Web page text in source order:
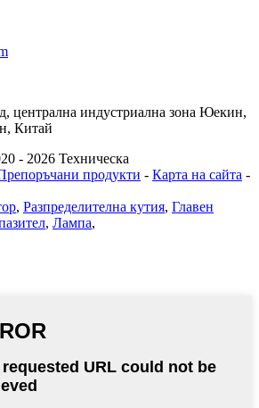
централна индустриална зона Юекин,
Китай
- 2026 Техническа
продукти - Карта на сайта -
, Разпределителна кутия, Главен
, Лампа,